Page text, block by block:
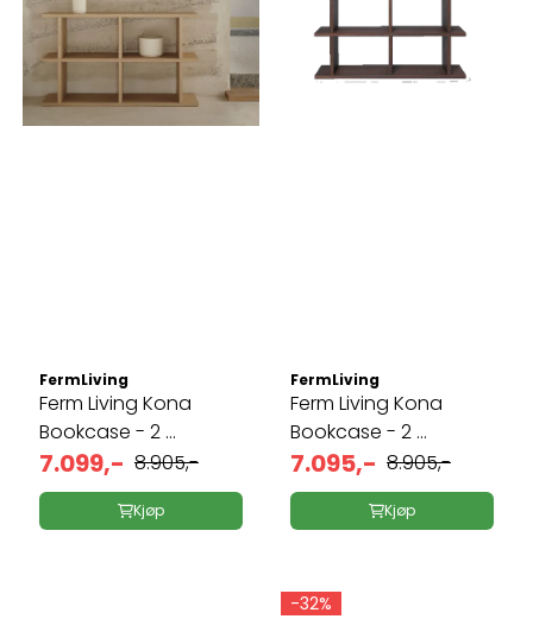
FermLiving
Ferm Living Kona
Bookcase - 2 ...
7.099,- 8.905,-
Kjøp
FermLiving
Ferm Living Kona
Bookcase - 2 ...
7.095,- 8.905,-
Kjøp
-32%